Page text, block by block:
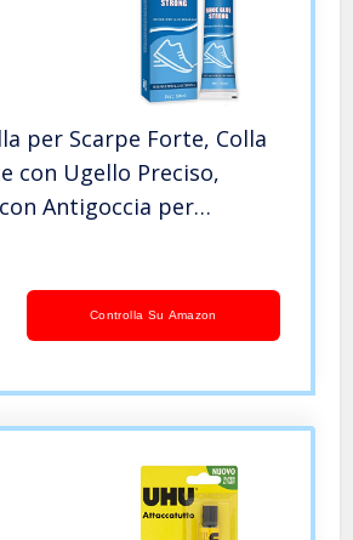
per Scarpe Forte, Colla
con Ugello Preciso,
Antigoccia per
Verticali, Colla per
Tacchi Alti 50 G
Controlla Su Amazon